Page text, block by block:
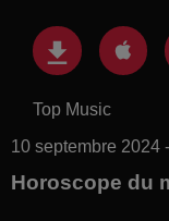
Top Music
10 septembre 2024
Horoscope du